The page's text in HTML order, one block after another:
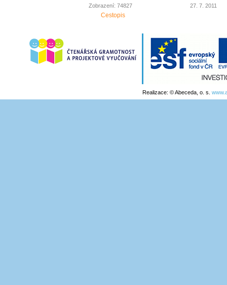
Zobrazení: 74827 27. 7. 2011
Cestopis
Realizace: © Abeceda, o. s.